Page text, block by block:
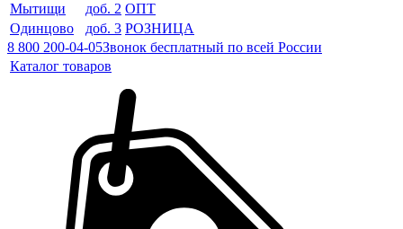
Мытищи
доб. 2 ОПТ
Одинцово
доб. 3 РОЗНИЦА
8 800 200-04-05Звонок бесплатный по всей России
Каталог товаров